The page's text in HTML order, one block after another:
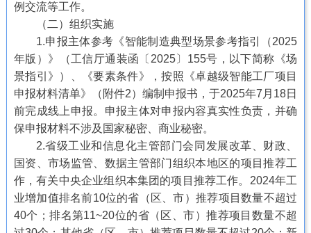
例交流等工作。
（二）组织实施
1.申报主体参考《智能制造典型场景参考指引（2025
年版）》（工信厅通装函〔2025〕155号，以下简称《场
景指引》）、《要素条件》，按照《卓越级智能工厂项目
申报材料清单》（附件2）编制申报书，于2025年7月18日
前完成线上申报。申报主体对申报内容真实性负责，并确
保申报材料不涉及国家秘密、商业秘密。
2.省级工业和信息化主管部门会同发展改革、财政、
国资、市场监管、数据主管部门组织本地区的项目推荐工
作，有关中央企业组织本集团的项目推荐工作。2024年工
业增加值排名前10位的省（区、市）推荐项目数量不超过
40个；排名第11~20位的省（区、市）推荐项目数量不超